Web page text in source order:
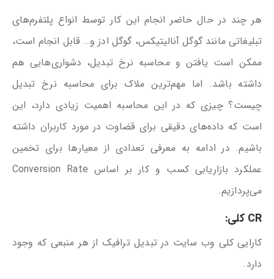
هر چند در حال حاضر انجام این کار توسط انواع پلتفرم‌های
تبلیغاتی مانند گوگل آنالیتیکس، گوگل ادز و… قابل انجام است،
ممکن است یافتن و محاسبه نرخ تبدیل، دشواری‌هایی هم
داشته باشد. اما مهم‌ترین ملاک برای محاسبه نرخ تبدیل
چیست؟ چیزی که در این محاسبه اهمیت زیادی دارد، این
است که داده‌های دقیقی برای قضاوت در مورد کاربران داشته
باشیم. در ادامه به معرفی تعدادی از معیارها برای تخمین
عملکرد بازاریابی کسب و کار بر اساس Conversion Rate
می‌پردازیم.
CR کلی:
کارایی کلی وب سایت در تبدیل ترافیک از هر منبعی که وجود
دارد.